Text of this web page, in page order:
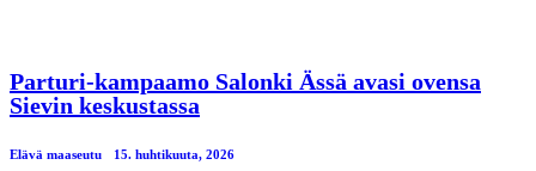
Parturi-kampaamo Salonki Ässä avasi ovensa
Sievin keskustassa
Elävä maaseutu 15. huhtikuuta, 2026